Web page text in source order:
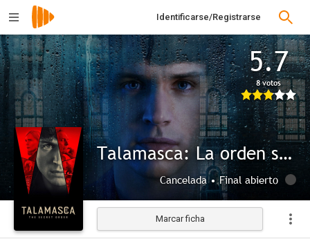
Identificarse/Registrarse
5.7
8 votos
Talamasca: La orden secreta, de Anne Rice
Cancelada • Final abierto
Marcar ficha